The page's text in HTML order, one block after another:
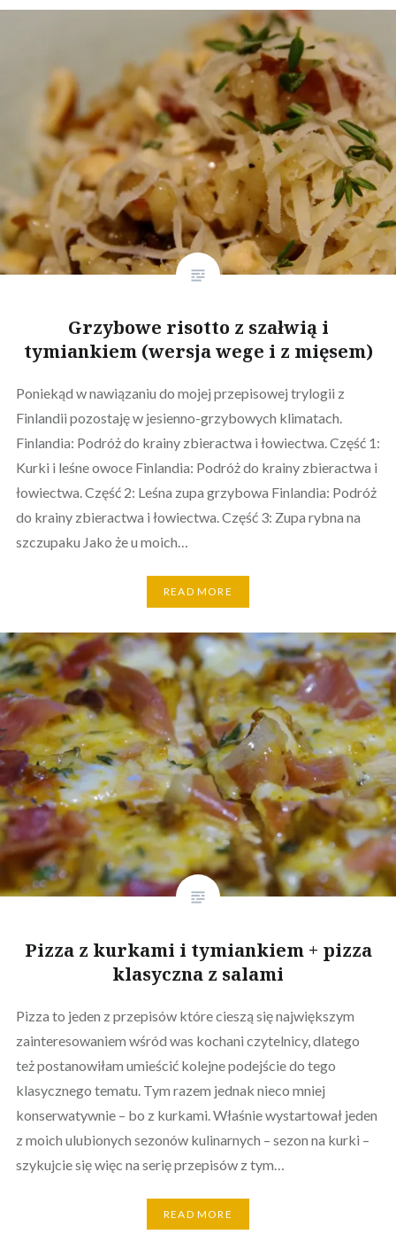
Grzybowe risotto z szałwią i
tymiankiem (wersja wege i z mięsem)
Poniekąd w nawiązaniu do mojej przepisowej trylogii z
Finlandii pozostaję w jesienno-grzybowych klimatach.
Finlandia: Podróż do krainy zbieractwa i łowiectwa. Część 1:
Kurki i leśne owoce Finlandia: Podróż do krainy zbieractwa i
łowiectwa. Część 2: Leśna zupa grzybowa Finlandia: Podróż
do krainy zbieractwa i łowiectwa. Część 3: Zupa rybna na
szczupaku Jako że u moich…
READ MORE
Pizza z kurkami i tymiankiem + pizza
klasyczna z salami
Pizza to jeden z przepisów które cieszą się największym
zainteresowaniem wśród was kochani czytelnicy, dlatego
też postanowiłam umieścić kolejne podejście do tego
klasycznego tematu. Tym razem jednak nieco mniej
konserwatywnie – bo z kurkami. Właśnie wystartował jeden
z moich ulubionych sezonów kulinarnych – sezon na kurki –
szykujcie się więc na serię przepisów z tym…
READ MORE